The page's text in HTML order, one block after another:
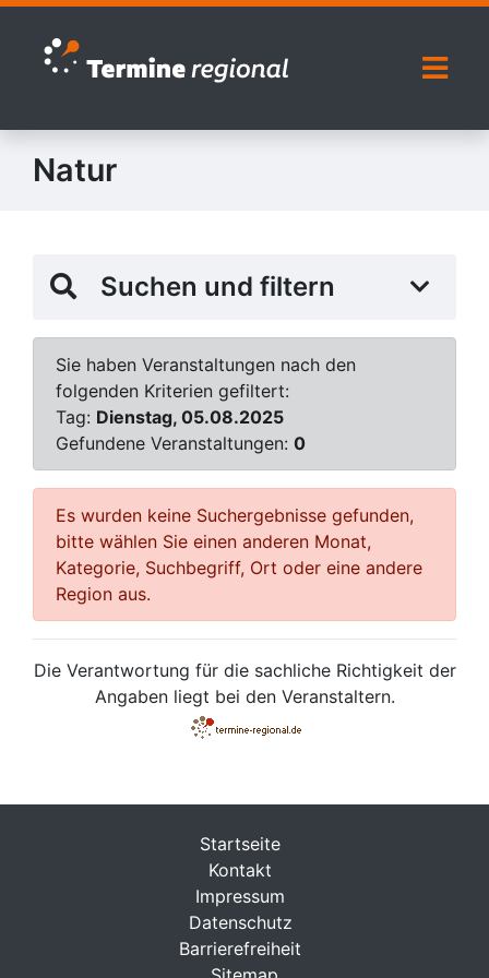
Zur Navigation springen
Zum Inhalt springen
Natur
Suchen und filtern
Sie haben Veranstaltungen nach den
folgenden Kriterien gefiltert:
Tag: Dienstag, 05.08.2025
Gefundene Veranstaltungen: 0
Es wurden keine Suchergebnisse gefunden,
bitte wählen Sie einen anderen Monat,
Kategorie, Suchbegriff, Ort oder eine andere
Region aus.
Die Verantwortung für die sachliche Richtigkeit der
Angaben liegt bei den Veranstaltern.
Startseite
Kontakt
Impressum
Datenschutz
Barrierefreiheit